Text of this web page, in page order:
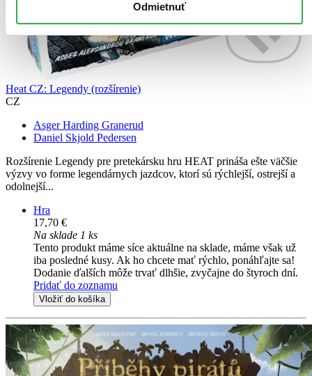
Odmietnuť
Heat CZ: Legendy (rozšírenie)
CZ
Asger Harding Granerud
Daniel Skjold Pedersen
Rozšírenie Legendy pre pretekársku hru HEAT prináša ešte väčšie
výzvy vo forme legendárnych jazdcov, ktorí sú rýchlejší, ostrejší a
odolnejší...
Hra
17,70 €
Na sklade 1 ks
Tento produkt máme síce aktuálne na sklade, máme však už
iba posledné kusy. Ak ho chcete mať rýchlo, ponáhľajte sa!
Dodanie ďalších môže trvať dlhšie, zvyčajne do štyroch dní.
Pridať do zoznamu
Vložiť do košíka